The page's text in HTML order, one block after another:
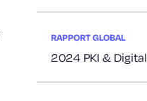
RAPPORT GLOBAL
2024 PKI &